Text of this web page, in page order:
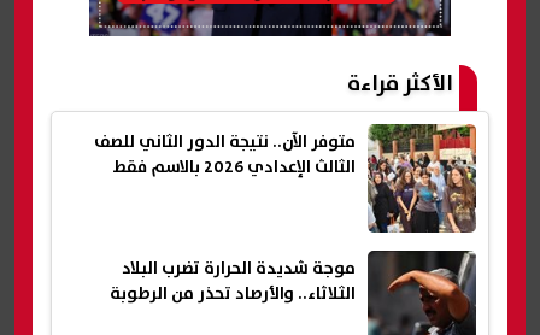
الأكثر قراءة
متوفر الآن.. نتيجة الدور الثاني للصف
الثالث الإعدادي 2026 بالاسم فقط
موجة شديدة الحرارة تضرب البلاد
الثلاثاء.. والأرصاد تحذر من الرطوبة